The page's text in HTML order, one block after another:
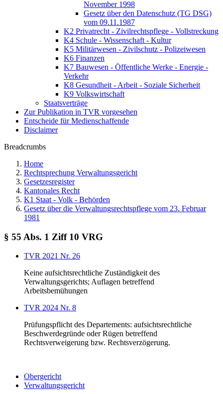
November 1998
Gesetz über den Datenschutz (TG DSG)
vom 09.11.1987
K2 Privatrecht - Zivilrechtspflege - Vollstreckung
K4 Schule - Wissenschaft - Kultur
K5 Militärwesen - Zivilschutz - Polizeiwesen
K6 Finanzen
K7 Bauwesen - Öffentliche Werke - Energie -
Verkehr
K8 Gesundheit - Arbeit - Soziale Sicherheit
K9 Volkswirtschaft
Staatsverträge
Zur Publikation in TVR vorgesehen
Entscheide für Medienschaffende
Disclaimer
Breadcrumbs
Home
Rechtsprechung Verwaltungsgericht
Gesetzesregister
Kantonales Recht
K1 Staat - Volk - Behörden
Gesetz über die Verwaltungsrechtspflege vom 23. Februar
1981
§ 55 Abs. 1 Ziff 10 VRG
TVR 2021 Nr. 26
Keine aufsichtsrechtliche Zuständigkeit des
Verwaltungsgerichts; Auflagen betreffend
Arbeitsbemühungen
TVR 2024 Nr. 8
Prüfungspflicht des Departements: aufsichtsrechtliche
Beschwerdegründe oder Rügen betreffend
Rechtsverweigerung bzw. Rechtsverzögerung.
Obergericht
Verwaltungsgericht